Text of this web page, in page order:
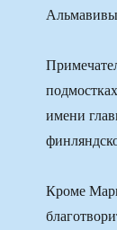
имени
Кроме